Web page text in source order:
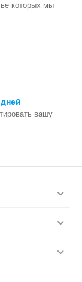
которых мы
вашу